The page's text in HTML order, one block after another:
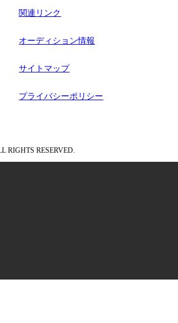
関連リンク
オーディション情報
サイトマップ
プライバシーポリシー
RIGHTS RESERVED.